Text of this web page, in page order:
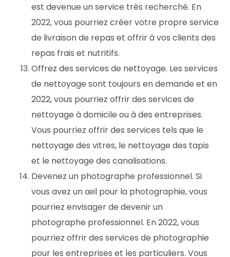
est devenue un service très recherché. En
2022, vous pourriez créer votre propre service
de livraison de repas et offrir à vos clients des
repas frais et nutritifs.
Offrez des services de nettoyage. Les services
de nettoyage sont toujours en demande et en
2022, vous pourriez offrir des services de
nettoyage à domicile ou à des entreprises.
Vous pourriez offrir des services tels que le
nettoyage des vitres, le nettoyage des tapis
et le nettoyage des canalisations.
Devenez un photographe professionnel. Si
vous avez un œil pour la photographie, vous
pourriez envisager de devenir un
photographe professionnel. En 2022, vous
pourriez offrir des services de photographie
pour les entreprises et les particuliers. Vous